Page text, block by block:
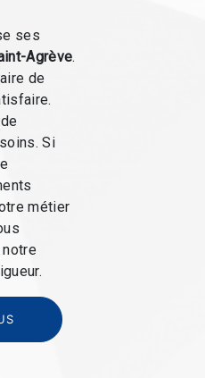
ses
Agrève.
de
Si
métier